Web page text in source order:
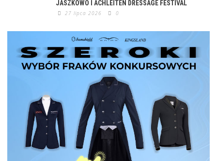
JASZKOWO I ACHLEITEN DRESSAGE FESTIVAL
27 lipca 2026 0